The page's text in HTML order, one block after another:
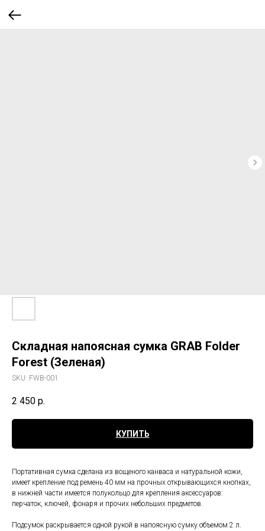
Складная напоясная сумка GRAB Folder
Forest (Зеленая)
SKU: FWB-001
2 450 р.
КУПИТЬ
Портативная сумка сделана из вощеного канваса и натуральной кожи,
имеет крепление под ремень 40 мм на прочных открывающихся кнопках,
в нижней части имеется полукольцо для крепления аксессуаров:
перчаток, ключей, фонаря и прочих небольших предметов.
Подсумок раскрывается одной рукой в напоясную сумку объемом 2 л.